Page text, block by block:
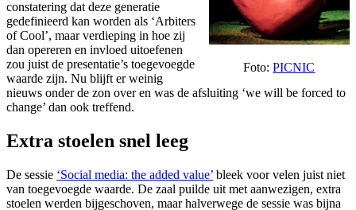
Foto:PICNIC
constatering dat deze generatie
gedefinieerd kan worden als ‘Arbiters
of Cool’, maar verdieping in hoe zij
dan opereren en invloed uitoefenen
zou juist de presentatie’s toegevoegde
waarde zijn. Nu blijft er weinig
nieuws onder de zon over en was de afsluiting ‘we will be forced to
change’ dan ook treffend.
Extra stoelen snel leeg
De sessie ‘Social media: the added value’ bleek voor velen juist niet
van toegevoegde waarde. De zaal puilde uit met aanwezigen, extra
stoelen werden bijgeschoven, maar halverwege de sessie was bijna